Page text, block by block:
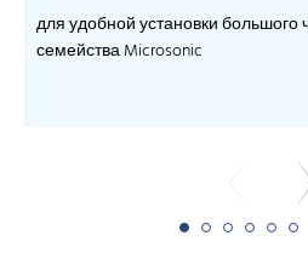
для удобной установки большого
семейства Microsonic